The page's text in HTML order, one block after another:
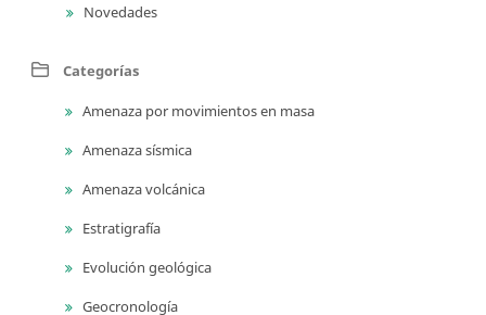
Novedades
Categorías
Amenaza por movimientos en masa
Amenaza sísmica
Amenaza volcánica
Estratigrafía
Evolución geológica
Geocronología